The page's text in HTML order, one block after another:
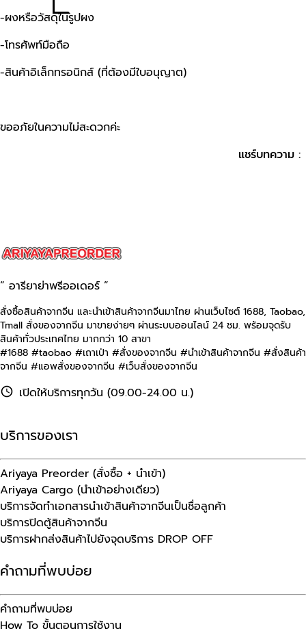
-ผงหรือวัสดุในรูปผง
-โทรศัพท์มือถือ
-สินค้าอิเล็กทรอนิกส์ (ที่ต้องมีใบอนุญาต)
ขออภัยในความไม่สะดวกค่ะ
แชร์บทความ :
“ อารียาย่าพรีออเดอร์ ”
สั่งซื้อสินค้าจากจีน และนำเข้าสินค้าจากจีนมาไทย ผ่านเว็บไซต์ 1688, Taobao,
Tmall สั่งของจากจีน มาขายง่ายๆ ผ่านระบบออนไลน์ 24 ชม. พร้อมจุดรับ
สินค้าทั่วประเทศไทย มากกว่า 10 สาขา
#1688 #taobao #เถาเป่า #สั่งของจากจีน #นําเข้าสินค้าจากจีน #สั่งสินค้า
จากจีน #แอพสั่งของจากจีน #เว็บสั่งของจากจีน
เปิดให้บริการทุกวัน (09.00-24.00 น.)
บริการของเรา
Ariyaya Preorder (สั่งซื้อ + นำเข้า)
Ariyaya Cargo (นำเข้าอย่างเดียว)
บริการจัดทำเอกสารนำเข้าสินค้าจากจีนเป็นชื่อลูกค้า
บริการปิดตู้สินค้าจากจีน
บริการฝากส่งสินค้าไปยังจุดบริการ DROP OFF
คำถามที่พบบ่อย
คำถามที่พบบ่อย
How To ขั้นตอนการใช้งาน